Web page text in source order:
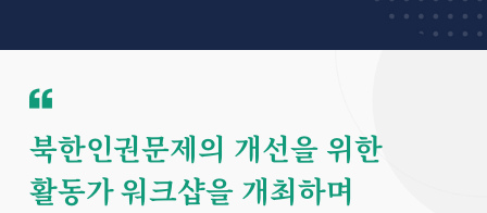
북한인권문제의 개선을 위한
활동가 워크샵을 개최하며